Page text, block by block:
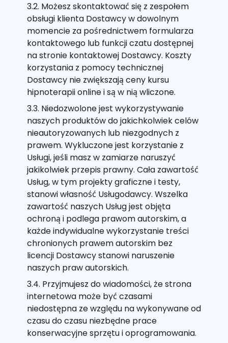
3.2. Możesz skontaktować się z zespołem
obsługi klienta Dostawcy w dowolnym
momencie za pośrednictwem formularza
kontaktowego lub funkcji czatu dostępnej
na stronie kontaktowej Dostawcy. Koszty
korzystania z pomocy technicznej
Dostawcy nie zwiększają ceny kursu
hipnoterapii online i są w nią wliczone.
3.3. Niedozwolone jest wykorzystywanie
naszych produktów do jakichkolwiek celów
nieautoryzowanych lub niezgodnych z
prawem. Wykluczone jest korzystanie z
Usługi, jeśli masz w zamiarze naruszyć
jakikolwiek przepis prawny. Cała zawartość
Usług, w tym projekty graficzne i testy,
stanowi własność Usługodawcy. Wszelka
zawartość naszych Usług jest objęta
ochroną i podlega prawom autorskim, a
każde indywidualne wykorzystanie treści
chronionych prawem autorskim bez
licencji Dostawcy stanowi naruszenie
naszych praw autorskich.
3.4. Przyjmujesz do wiadomości, że strona
internetowa może być czasami
niedostępna ze względu na wykonywane od
czasu do czasu niezbędne prace
konserwacyjne sprzętu i oprogramowania.